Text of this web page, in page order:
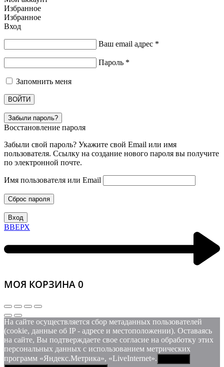
Избранное
Избранное
Вход
Ваш email адрес *
Пароль *
Запомнить меня
ВОЙТИ
Забыли пароль?
Восстановление пароля
Забыли свой пароль? Укажите свой Email или имя
пользователя. Ссылку на создание нового пароля вы получите
по электронной почте.
Имя пользователя или Email
Сброс пароля
Вход
ВВЕРХ
МОЯ КОРЗИНА 0
На сайте осуществляется сбор метаданных пользователей
(cookie, данные об IP - адресе и местоположении). Оставаясь
на сайте, Вы подтверждаете свое согласие на обработку этих
персональных данных c использованием метрических
программ «Яндекс.Метрика», «LiveInternet».